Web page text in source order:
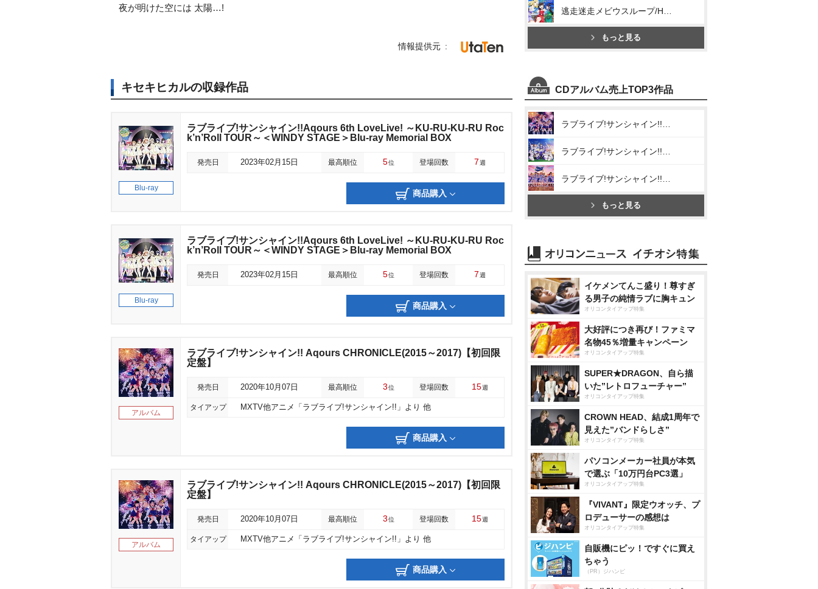
夜が明けた空には 太陽…!
情報提供元
キセキヒカルの収録作品
Blu-ray
ラブライブ!サンシャイン!!Aqours 6th LoveLive! ～KU-RU-KU-RU Roc
k’n’Roll TOUR～＜WINDY STAGE＞Blu-ray Memorial BOX
発売日 2023年02月15日 最高順位 5位 登場回数 7週
商品購入
Blu-ray
ラブライブ!サンシャイン!!Aqours 6th LoveLive! ～KU-RU-KU-RU Roc
k’n’Roll TOUR～＜WINDY STAGE＞Blu-ray Memorial BOX
発売日 2023年02月15日 最高順位 5位 登場回数 7週
商品購入
アルバム
ラブライブ!サンシャイン!! Aqours CHRONICLE(2015～2017)【初回限
定盤】
発売日 2020年10月07日 最高順位 3位 登場回数 15週
タイアップ MXTV他アニメ「ラブライブ!サンシャイン!!」より 他
商品購入
アルバム
ラブライブ!サンシャイン!! Aqours CHRONICLE(2015～2017)【初回限
定盤】
発売日 2020年10月07日 最高順位 3位 登場回数 15週
タイアップ MXTV他アニメ「ラブライブ!サンシャイン!!」より 他
商品購入
もっと見る
CDアルバム売上TOP3作品
もっと見る
イケメンてんこ盛り！尊すぎ
る男子の純情ラブに胸キュン
オリコンタイアップ特集
大好評につき再び！ファミマ
名物45％増量キャンペーン
オリコンタイアップ特集
SUPER★DRAGON、自ら描
いた”レトロフューチャー”
オリコンタイアップ特集
CROWN HEAD、結成1周年で
見えた”バンドらしさ”
オリコンタイアップ特集
パソコンメーカー社員が本気
で選ぶ「10万円台PC3選」
オリコンタイアップ特集
『VIVANT』限定ウオッチ、プ
ロデューサーの感想は
オリコンタイアップ特集
自販機にピッ！ですぐに買え
ちゃう
（PR）ジハンピ